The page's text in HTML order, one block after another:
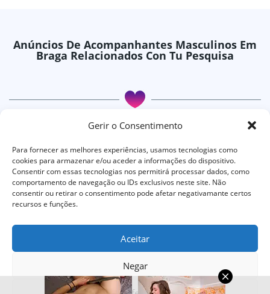
Gerir o Consentimento
Para fornecer as melhores experiências, usamos tecnologias como
cookies para armazenar e/ou aceder a informações do dispositivo.
Consentir com essas tecnologias nos permitirá processar dados, como
comportamento de navegação ou IDs exclusivos neste site. Não
consentir ou retirar o consentimento pode afetar negativamante certos
recursos e funções.
Aceitar
Negar
Anúncios De Acompanhantes Masculinos Em
Braga Relacionados Con Tu Pesquisa
Braganca
Todos os direitos reservados © 2024 - Tablago
Termos E Condições
Ajuda
Privacidade
Contacto